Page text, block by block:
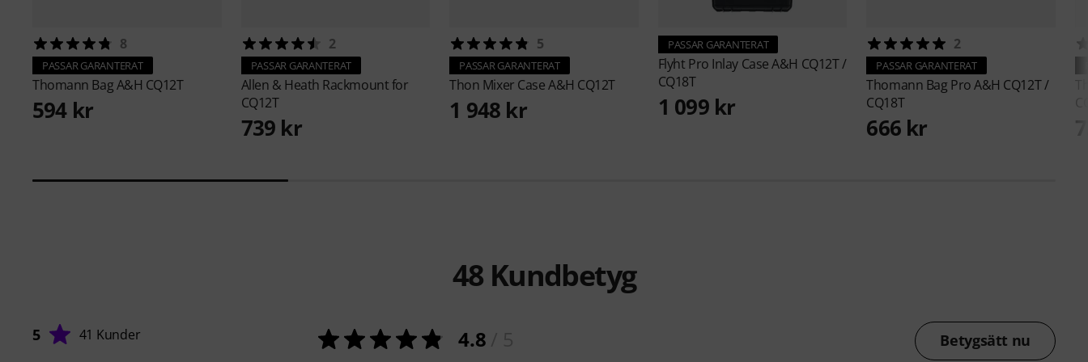
8
PASSAR GARANTERAT
Thomann Bag A&H CQ12T
594 kr
2
PASSAR GARANTERAT
Allen & Heath Rackmount for
CQ12T
739 kr
5
PASSAR GARANTERAT
Thon Mixer Case A&H CQ12T
1 948 kr
PASSAR GARANTERAT
Flyht Pro Inlay Case A&H CQ12T /
CQ18T
1 099 kr
2
PASSAR GARANTERAT
Thomann Bag Pro A&H CQ12T /
CQ18T
666 kr
48 Kundbetyg
5 41 Kunder 4.8 Betygsätt nu